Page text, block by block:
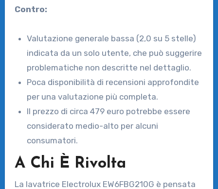
Contro:
Valutazione generale bassa (2,0 su 5 stelle)
indicata da un solo utente, che può suggerire
problematiche non descritte nel dettaglio.
Poca disponibilità di recensioni approfondite
per una valutazione più completa.
Il prezzo di circa 479 euro potrebbe essere
considerato medio-alto per alcuni
consumatori.
A Chi È Rivolta
La lavatrice Electrolux EW6FBG210G è pensata